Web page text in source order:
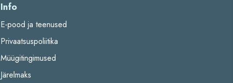
Info
E-pood ja teenused
Privaatsuspoliitika
Müügitingimused
Järelmaks